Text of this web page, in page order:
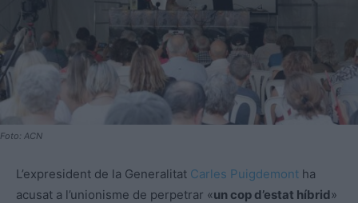
Foto: ACN
L’expresident de la Generalitat Carles Puigdemont ha
acusat a l’unionisme de perpetrar «un cop d’estat híbrid»